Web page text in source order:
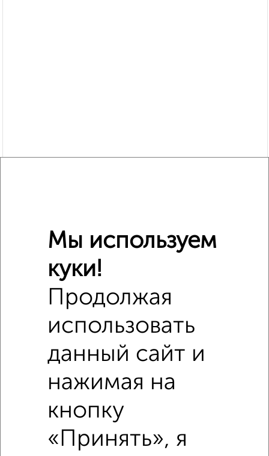
Мы используем
куки!
Продолжая
использовать
данный сайт и
нажимая на
кнопку
«Принять», я